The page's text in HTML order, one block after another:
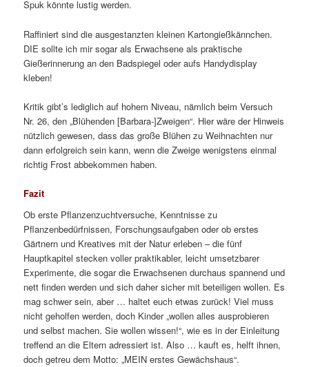
Spuk könnte lustig werden.
Raffiniert sind die ausgestanzten kleinen Kartongießkännchen.
DIE sollte ich mir sogar als Erwachsene als praktische
Gießerinnerung an den Badspiegel oder aufs Handydisplay
kleben!
Kritik gibt’s lediglich auf hohem Niveau, nämlich beim Versuch
Nr. 26, den „Blühenden [Barbara-]Zweigen“. Hier wäre der Hinweis
nützlich gewesen, dass das große Blühen zu Weihnachten nur
dann erfolgreich sein kann, wenn die Zweige wenigstens einmal
richtig Frost abbekommen haben.
Fazit
Ob erste Pflanzenzuchtversuche, Kenntnisse zu
Pflanzenbedürfnissen, Forschungsaufgaben oder ob erstes
Gärtnern und Kreatives mit der Natur erleben – die fünf
Hauptkapitel stecken voller praktikabler, leicht umsetzbarer
Experimente, die sogar die Erwachsenen durchaus spannend und
nett finden werden und sich daher sicher mit beteiligen wollen. Es
mag schwer sein, aber … haltet euch etwas zurück! Viel muss
nicht geholfen werden, doch Kinder „wollen alles ausprobieren
und selbst machen. Sie wollen wissen!“, wie es in der Einleitung
treffend an die Eltern adressiert ist. Also … kauft es, helft ihnen,
doch getreu dem Motto: „MEIN erstes Gewächshaus“.